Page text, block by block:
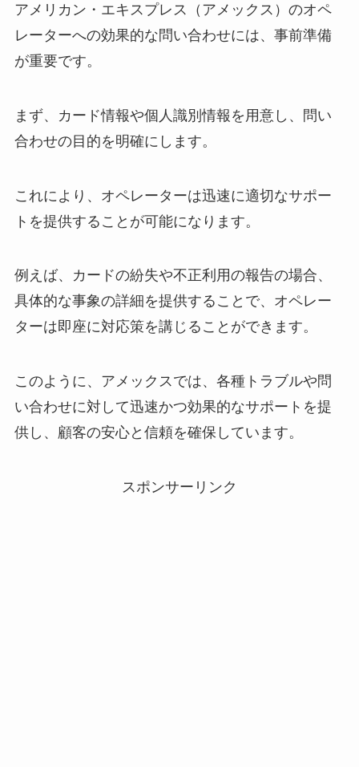
アメリカン・エキスプレス（アメックス）のオペ
レーターへの効果的な問い合わせには、事前準備
が重要です。
まず、カード情報や個人識別情報を用意し、問い
合わせの目的を明確にします。
これにより、オペレーターは迅速に適切なサポー
トを提供することが可能になります。
例えば、カードの紛失や不正利用の報告の場合、
具体的な事象の詳細を提供することで、オペレー
ターは即座に対応策を講じることができます。
このように、アメックスでは、各種トラブルや問
い合わせに対して迅速かつ効果的なサポートを提
供し、顧客の安心と信頼を確保しています。
スポンサーリンク